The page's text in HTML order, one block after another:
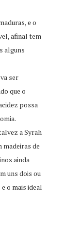
e o
afinal tem
alguns
ser
que o
possa
a Syrah
de
ainda
uns dois ou
o mais ideal